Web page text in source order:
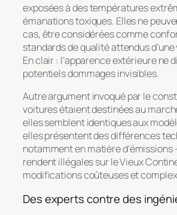
exposées à des températures
émanations toxiques. Elles ne
cas, être considérées comme
standards de qualité attendus
En clair : l’apparence extérieure ne
potentiels dommages invisibles.
Autre argument invoqué par le
voitures étaient destinées au
elles semblent identiques aux
elles présentent des différences
notamment en matière d’émissions
rendent illégales sur le Vieux
modifications coûteuses et
Des experts contre des